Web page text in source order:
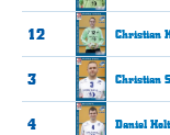
12 Christian
3 Christian
4 Daniel